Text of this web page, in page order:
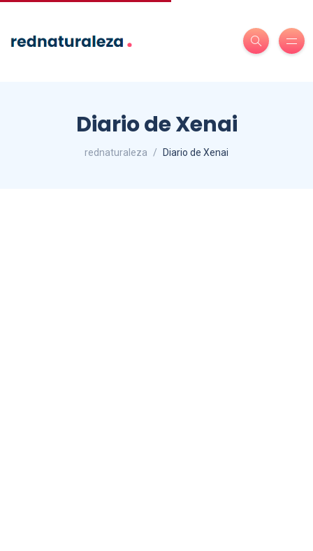
Diario de Xenai
rednaturaleza Diario de Xenai